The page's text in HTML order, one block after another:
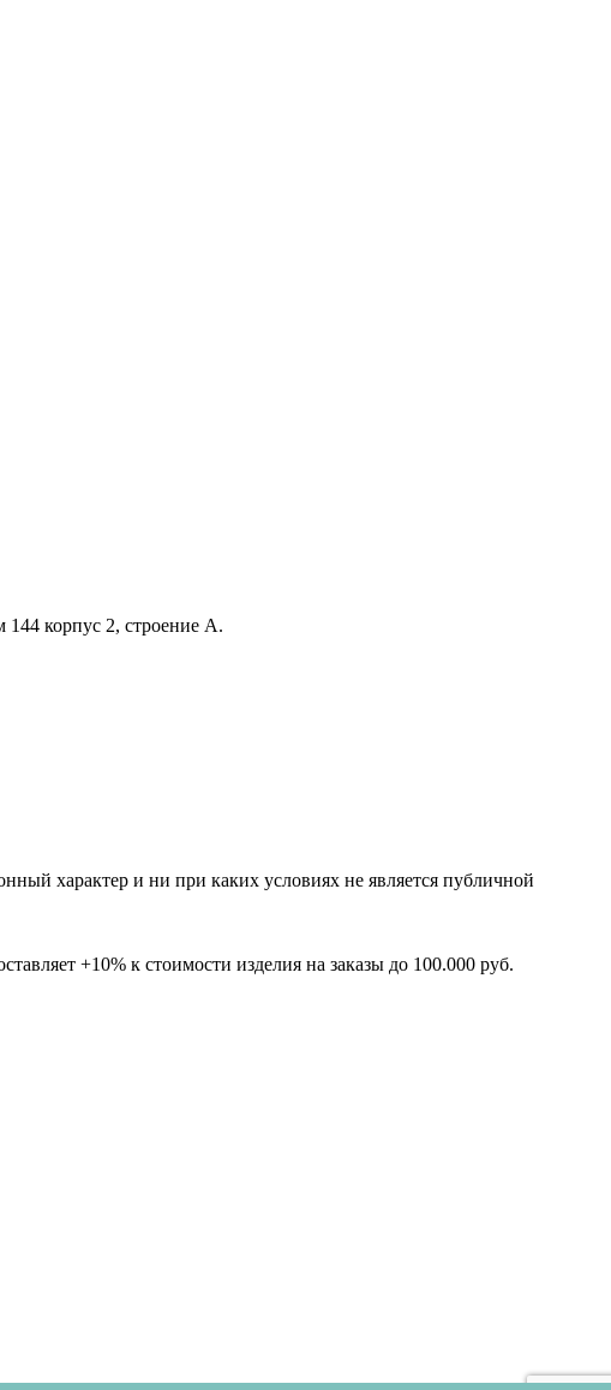
корпус 2, строение А.
характер и ни при каких условиях не является публичной
+10% к стоимости изделия на заказы до 100.000 руб.